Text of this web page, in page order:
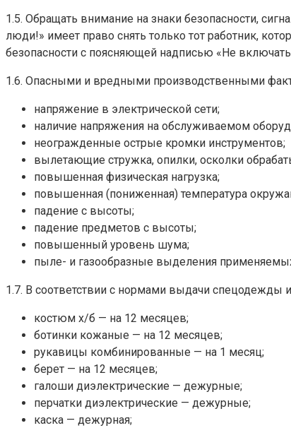
1.5. Обращать внимание на знаки безопасности,
люди!» имеет право снять только тот работник,
безопасности с поясняющей надписью «Не
1.6. Опасными и вредными производственными
напряжение в электрической сети;
наличие напряжения на обслуживаемом
неогражденные острые кромки инструментов;
вылетающие стружка, опилки, осколки
повышенная физическая нагрузка;
повышенная (пониженная) температура
падение с высоты;
падение предметов с высоты;
повышенный уровень шума;
пыле- и газообразные выделения
1.7. В соответствии с нормами выдачи спецодежды
костюм х/б — на 12 месяцев;
ботинки кожаные — на 12 месяцев;
рукавицы комбинированные — на 1 месяц;
берет — на 12 месяцев;
галоши диэлектрические — дежурные;
перчатки диэлектрические — дежурные;
каска — дежурная;